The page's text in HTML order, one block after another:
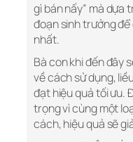
gì bán nấy” mà dựa
đoạn sinh trưởng
nhất.
Bà con khi đến đây
về cách sử dụng,
đạt hiệu quả tối ưu.
trọng vì cùng một
cách, hiệu quả sẽ